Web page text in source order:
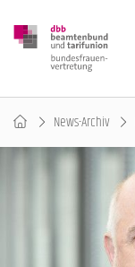
News-Archiv